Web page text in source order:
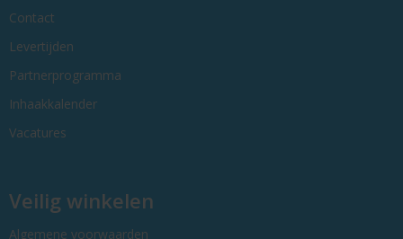
Contact
Levertijden
Partnerprogramma
Inhaakkalender
Vacatures
Veilig winkelen
Algemene voorwaarden